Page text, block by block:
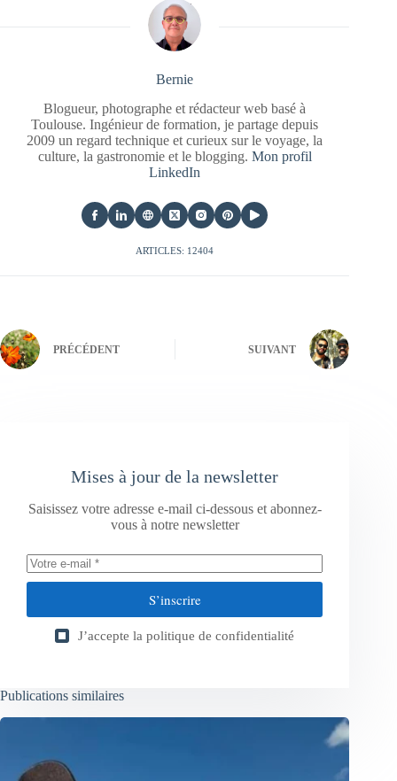
Bernie
Blogueur, photographe et rédacteur web basé à
Toulouse. Ingénieur de formation, je partage depuis
2009 un regard technique et curieux sur le voyage, la
culture, la gastronomie et le blogging. Mon profil
LinkedIn
ARTICLES: 12404
PRÉCÉDENT SUIVANT
Mises à jour de la newsletter
Saisissez votre adresse e-mail ci-dessous et abonnez-
vous à notre newsletter
S’inscrire
J’accepte la politique de confidentialité
Publications similaires